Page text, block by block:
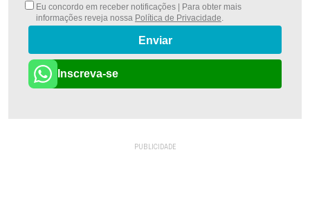
Eu concordo em receber notificações | Para obter mais
informações reveja nossa Política de Privacidade
Enviar
Inscreva-se